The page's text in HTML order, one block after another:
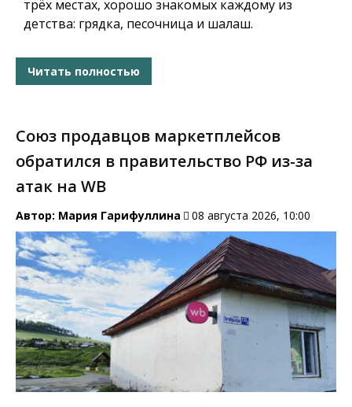
трёх местах, хорошо знакомых каждому из
детства: грядка, песочница и шалаш.
Читать полностью
Союз продавцов маркетплейсов
обратился в правительство РФ из-за
атак на WB
Автор: Мария Гарифуллина 08 августа 2026, 10:00